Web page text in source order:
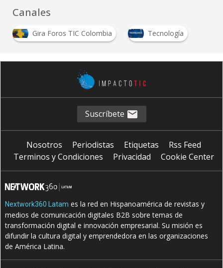
Canales
Gira Foros TIC Colombia Tecnología
Suscríbete
Nosotros Periodistas Etiquetas
Rss Feed
Terminos y Condiciones
Privacidad Cookie Center
Nextwork360 Latam es la red en Hispanoamérica de revistas y
medios de comunicación digitales B2B sobre temas de
transformación digital e innovación empresarial. Su misión es
difundir la cultura digital y emprendedora en las organizaciones
de América Latina.